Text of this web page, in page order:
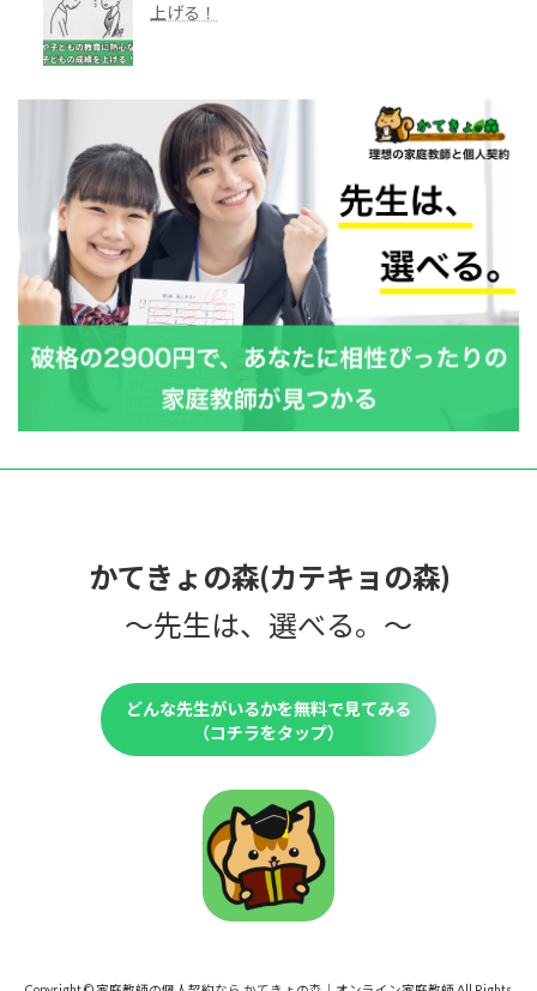
上げる！
かてきょの森(カテキョの森)
〜先生は、選べる。〜
どんな先生がいるかを無料で見てみる
（コチラをタップ）